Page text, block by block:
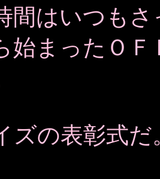
はいつもさ
始まったＯ
ズの表彰式だ